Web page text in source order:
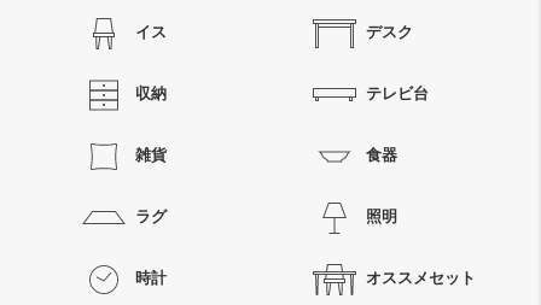
イス デスク
収納 テレビ台
雑貨 食器
ラグ 照明
時計 オススメセット